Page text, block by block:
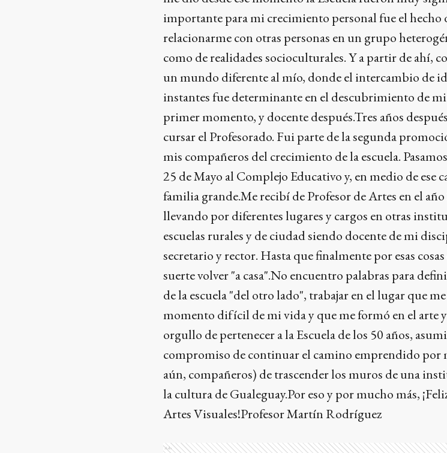
importante para mi crecimiento personal fue el hecho
relacionarme con otras personas en un grupo
como de realidades socioculturales. Y a partir de ahí,
un mundo diferente al mío, donde el intercambio de
instantes fue determinante en el descubrimiento de
primer momento, y docente después.Tres años
cursar el Profesorado. Fui parte de la segunda
mis compañeros del crecimiento de la escuela.
25 de Mayo al Complejo Educativo y, en medio de ese
familia grande.Me recibí de Profesor de Artes en el
llevando por diferentes lugares y cargos en otras
escuelas rurales y de ciudad siendo docente de mi
secretario y rector. Hasta que finalmente por esas
suerte volver "a casa".No encuentro palabras para
de la escuela "del otro lado", trabajar en el lugar que
momento difícil de mi vida y que me formó en el arte
orgullo de pertenecer a la Escuela de los 50 años,
compromiso de continuar el camino emprendido por
aún, compañeros) de trascender los muros de una
la cultura de Gualeguay.Por eso y por mucho más,
Artes Visuales!Profesor Martín Rodríguez
Ads